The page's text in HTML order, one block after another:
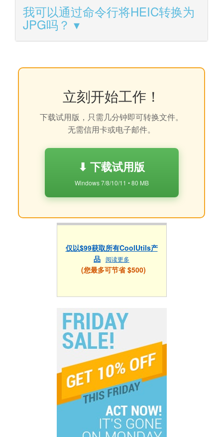
我可以通过命令行将HEIC转换为
JPG吗？
立刻开始工作！
下载试用版，只需几分钟即可转换文件。
无需信用卡或电子邮件。
⬇ 下载试用版
Windows 7/8/10/11 • 80 MB
仅以$99获取所有CoolUtils产
品 阅读更多
(您最多可节省 $500)